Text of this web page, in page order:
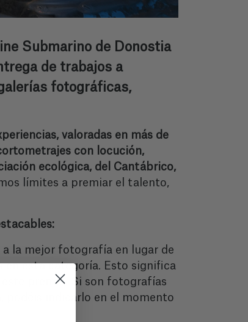
Submarino de Donostia
de trabajos a
fotográficas,
valoradas en más de
con locución,
ecológica, del Cantábrico,
límites a premiar el talento,
la mejor fotografía en lugar de
en esta categoría. Esto significa
premio. Si son fotografías
podéis indicarlo en el momento